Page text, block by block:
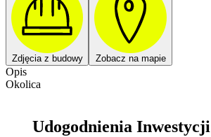
Zdjęcia z budowy Zobacz na mapie
Opis
Okolica
Udogodnienia Inwestycji